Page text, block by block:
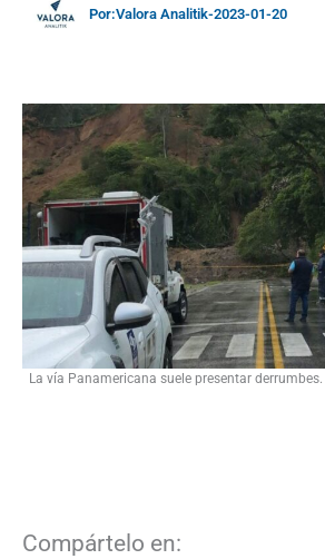
Por:Valora Analitik-2023-01-20
La vía Panamericana suele presentar
Compártelo en: